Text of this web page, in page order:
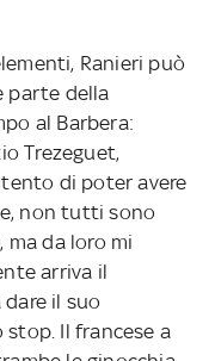
Ranieri può
parte della
al Barbera:
Trezeguet,
di poter avere
non tutti sono
da loro mi
arriva il
il suo
Il francese a